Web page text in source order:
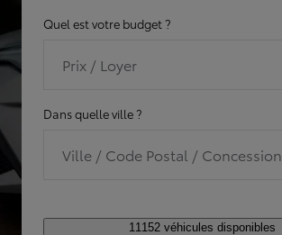
Quel est votre budget ?
Prix / Loyer
Dans quelle ville ?
Ville / Code Postal / Concession
11152 véhicules disponibles